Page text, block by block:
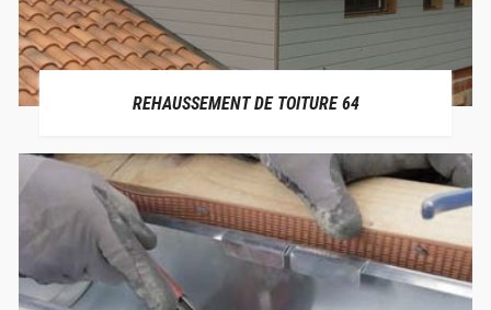
REHAUSSEMENT DE TOITURE 64